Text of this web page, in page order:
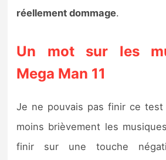
réellement dommage.
Un mot sur les
Mega Man 11
Je ne pouvais pas finir ce test
moins brièvement les
finir sur une touche